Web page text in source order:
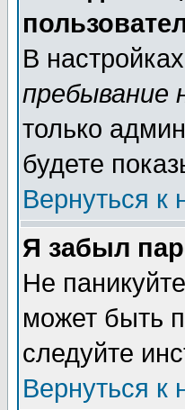
В
пребывание
только
будете
Вернуться к
Я забыл
Не
может быть
следуйте
Вернуться к